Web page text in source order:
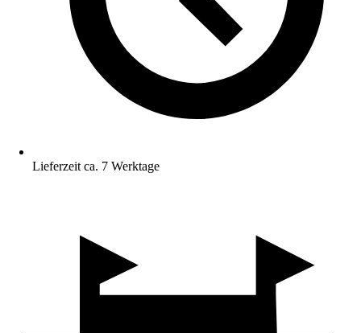
Lieferzeit ca. 7 Werktage